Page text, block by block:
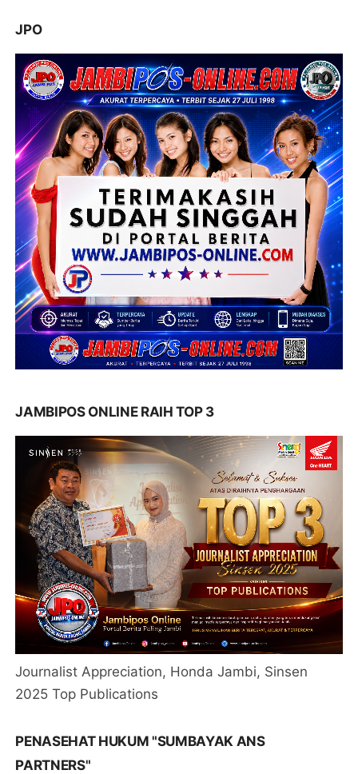
JPO
JAMBIPOS ONLINE RAIH TOP 3
Journalist Appreciation, Honda Jambi, Sinsen
2025 Top Publications
PENASEHAT HUKUM "SUMBAYAK ANS
PARTNERS"